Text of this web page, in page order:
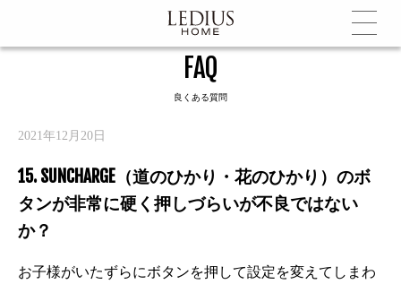
FAQ
良くある質問
2021年12月20日
15. SUNCHARGE（道のひかり・花のひかり）のボ
タンが非常に硬く押しづらいが不良ではない
か？
お子様がいたずらにボタンを押して設定を変えてしまわ